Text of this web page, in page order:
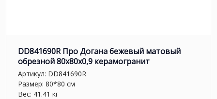
DD841690R Про Догана бежевый матовый
обрезной 80x80x0,9 керамогранит
Артикул: DD841690R
Размер: 80*80 см
Вес: 41.41 кг